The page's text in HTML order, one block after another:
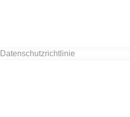
Datenschutzrichtlinie